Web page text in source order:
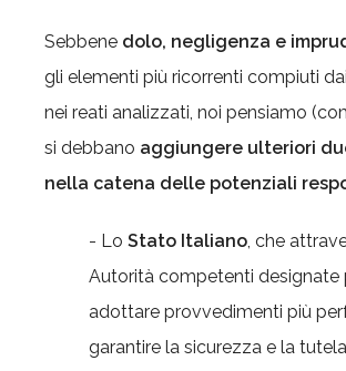
Sebbene dolo, negligenza e
gli elementi più ricorrenti compiuti
nei reati analizzati, noi pensiamo
si debbano aggiungere ulteriori
nella catena delle potenziali
- Lo Stato Italiano, che
Autorità competenti designate
adottare provvedimenti più
garantire la sicurezza e la